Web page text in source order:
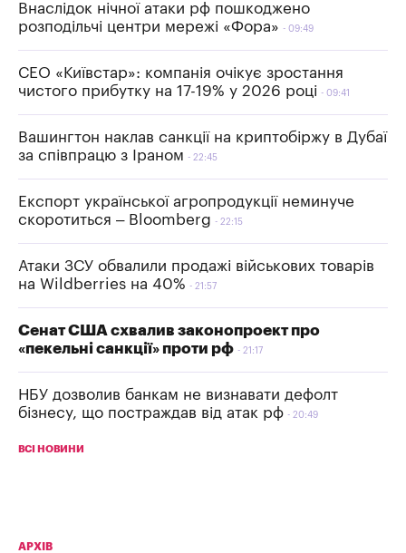
Внаслідок нічної атаки рф пошкоджено
розподільчі центри мережі «Фора»
09:49
СЕО «Київстар»: компанія очікує зростання
чистого прибутку на 17-19% у 2026 році
09:41
Вашингтон наклав санкції на криптобіржу в Дубаї
за співпрацю з Іраном
22:45
Експорт української агропродукції неминуче
скоротиться – Bloomberg
22:15
Атаки ЗСУ обвалили продажі військових товарів
на Wildberries на 40%
21:57
Сенат США схвалив законопроект про
«пекельні санкції» проти рф
21:17
НБУ дозволив банкам не визнавати дефолт
бізнесу, що постраждав від атак рф
20:49
ВСІ НОВИНИ
АРХІВ